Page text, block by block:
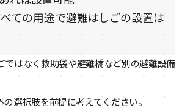
ての用途で避難はしごの設置は
ではなく救助袋や避難橋など別の避難設備
選択肢を前提に考えてください。